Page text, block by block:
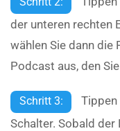
der unteren rechten
wählen Sie dann die
Podcast aus, den
Schritt 3: Tippen
Schalter. Sobald